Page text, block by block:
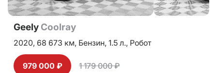
Geely Coolray
2020, 68 673 км, Бензин, 1.5 л., Робот
979 000 ₽ 1 179 000 ₽